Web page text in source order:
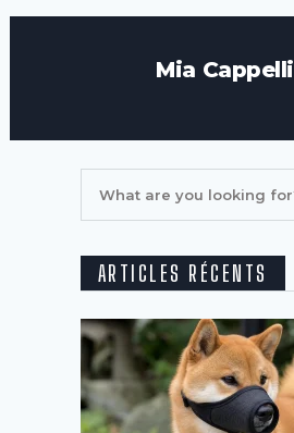
Mia Cappelli
ARTICLES RÉCENTS